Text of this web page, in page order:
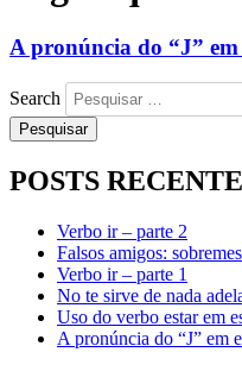
A pronúncia do “J” em
Search
POSTS
Verbo ir – parte 2
Falsos amigos:
Verbo ir – parte 1
No te sirve de nada
Uso do verbo estar em
A pronúncia do “J” em